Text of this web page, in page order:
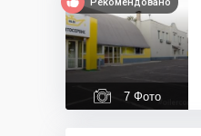
7 Фото